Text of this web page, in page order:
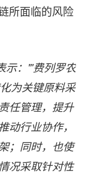
所面临的风险
示："'费列罗农
为关键原料采
任管理，提升
动行业协作，
；同时，也使
况采取针对性